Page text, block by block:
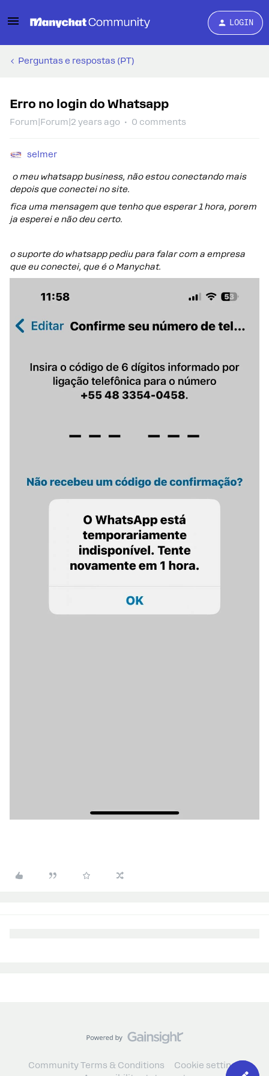
LOGIN
Perguntas e respostas (PT)
Erro no login do Whatsapp
Forum|Forum|2 years ago 0 comments
selmer
o meu whatsapp business, não estou conectando mais
depois que conectei no site.
fica uma mensagem que tenho que esperar 1 hora, porem
ja esperei e não deu certo.
o suporte do whatsapp pediu para falar com a empresa
que eu conectei, que é o Manychat.
Community Terms & Conditions
Cookie settings